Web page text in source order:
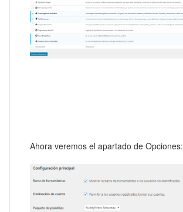
Ahora veremos el apartado de Opciones: